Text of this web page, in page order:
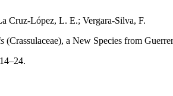
Cruz-López, L. E.; Vergara-Silva, F.
(Crassulaceae), a New Species from